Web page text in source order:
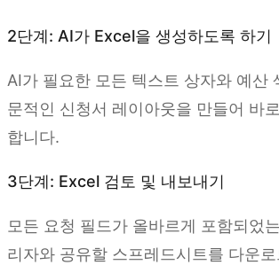
2단계: AI가 Excel을 생성하도록 하기
AI가 필요한 모든 텍스트 상자와 예산
문적인 신청서 레이아웃을 만들어 바
합니다.
3단계: Excel 검토 및 내보내기
모든 요청 필드가 올바르게 포함되었
리자와 공유할 스프레드시트를 다운